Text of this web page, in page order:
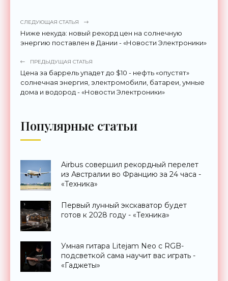
СЛЕДУЮЩАЯ СТАТЬЯ
Ниже некуда: новый рекорд цен на солнечную
энергию поставлен в Дании - «Новости Электроники»
ПРЕДЫДУЩАЯ СТАТЬЯ
Цена за баррель упадет до $10 - нефть «опустят»
солнечная энергия, электромобили, батареи, умные
дома и водород - «Новости Электроники»
Популярные статьи
Airbus совершил рекордный перелет
из Австралии во Францию за 24 часа -
«Техника»
Первый лунный экскаватор будет
готов к 2028 году - «Техника»
Умная гитара Litejam Neo с RGB-
подсветкой сама научит вас играть -
«Гаджеты»